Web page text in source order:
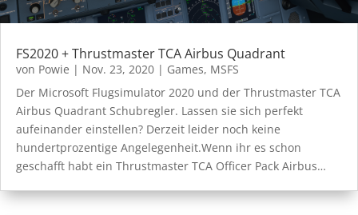
FS2020 + Thrustmaster TCA Airbus Quadrant
von Powie | Nov. 23, 2020 | Games, MSFS
Der Microsoft Flugsimulator 2020 und der Thrustmaster TCA
Airbus Quadrant Schubregler. Lassen sie sich perfekt
aufeinander einstellen? Derzeit leider noch keine
hundertprozentige Angelegenheit.Wenn ihr es schon
geschafft habt ein Thrustmaster TCA Officer Pack Airbus…